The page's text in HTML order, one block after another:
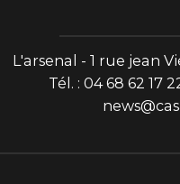
L'arsenal - 1 rue jean
Tél. : 04 68 62 17